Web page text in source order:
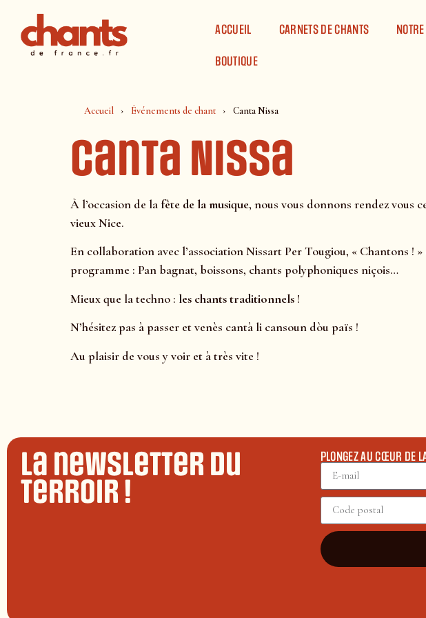
ACCUEIL
CARNETS DE CHANTS
BOUTIQUE
Accueil Événements de chant Canta Nissa
Canta Nissa
À l’occasion de la fête de la musique, nous vous donnons rendez vous
vieux Nice.
En collaboration avec l’association Nissart Per Tougiou, « Chantons !
programme : Pan bagnat, boissons, chants polyphoniques niçois…
Mieux que la techno : les chants traditionnels !
N’hésitez pas à passer et venès cantà li cansoun dòu païs !
Au plaisir de vous y voir et à très vite !
La newsletter du
terroir !
PLONGEZ AU CŒUR DE